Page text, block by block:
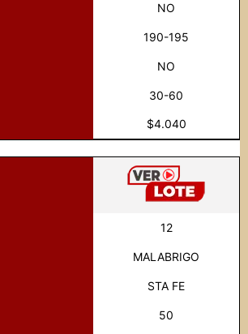
NO
190-195
NO
30-60
$4.040
12
MALABRIGO
STA FE
50